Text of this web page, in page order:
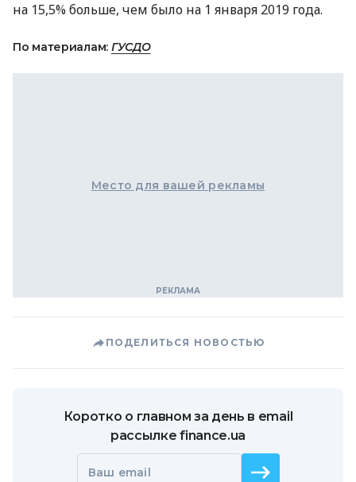
на 15,5% больше, чем было на 1 января 2019 года.
По материалам: ГУСДО
Место для вашей рекламы
ПОДЕЛИТЬСЯ НОВОСТЬЮ
Коротко о главном за день в email
рассылке finance.ua
Ваш email